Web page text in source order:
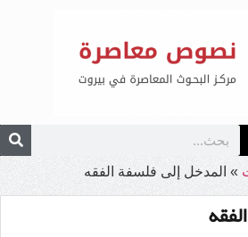
» المدخل إلى فلسفة الفقه